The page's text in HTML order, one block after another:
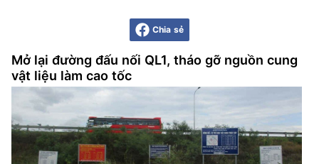
Chia sẻ
Mở lại đường đấu nối QL1, tháo gỡ nguồn cung
vật liệu làm cao tốc